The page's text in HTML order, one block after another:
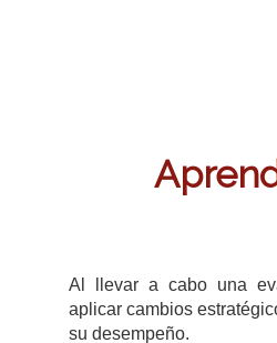
Al llevar a cabo una
aplicar cambios
su desempeño.